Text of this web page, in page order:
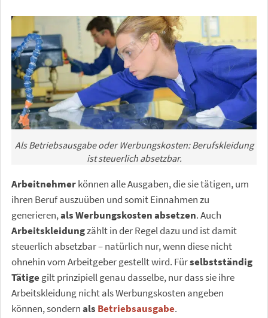
Als Betriebsausgabe oder Werbungskosten: Berufskleidung
ist steuerlich absetzbar.
Arbeitnehmerkönnen alle Ausgaben, die sie tätigen, um
ihren Beruf auszuüben und somit Einnahmen zu
generieren,als Werbungskosten absetzen. Auch
Arbeitskleidungzählt in der Regel dazu und ist damit
steuerlich absetzbar – natürlich nur, wenn diese nicht
ohnehin vom Arbeitgeber gestellt wird. Fürselbstständig
Tätigegilt prinzipiell genau dasselbe, nur dass sie ihre
Arbeitskleidung nicht als Werbungskosten angeben
können, sondernals Betriebsausgabe.